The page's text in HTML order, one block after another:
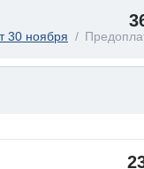
30 ноября